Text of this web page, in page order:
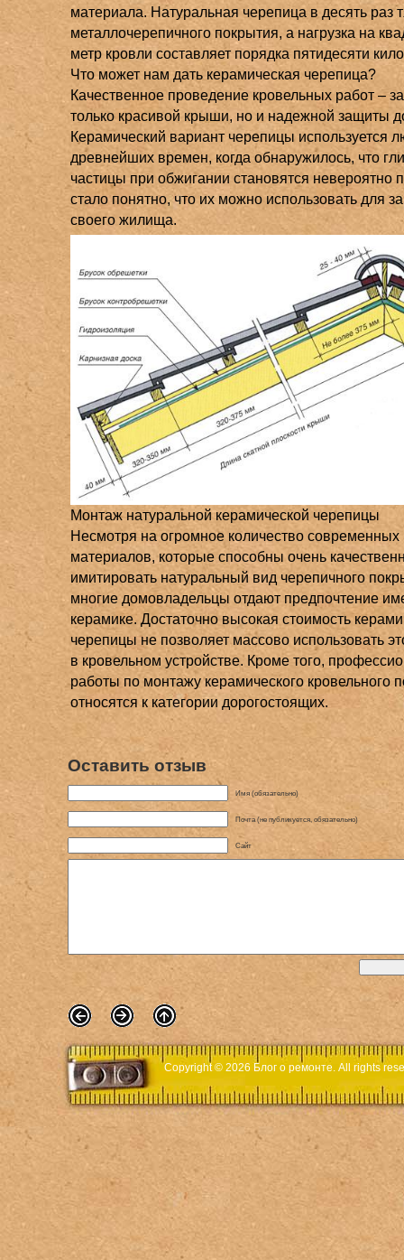
материала. Натуральная черепица в десять раз
металлочерепичного покрытия, а нагрузка на
метр кровли составляет порядка пятидесяти
Что может нам дать керамическая черепица?
Качественное проведение кровельных работ –
только красивой крыши, но и надежной защиты
Керамический вариант черепицы используется
древнейших времен, когда обнаружилось, что
частицы при обжигании становятся невероятно
стало понятно, что их можно использовать для
своего жилища.
Монтаж натуральной керамической черепицы
Несмотря на огромное количество современных
материалов, которые способны очень
имитировать натуральный вид черепичного
многие домовладельцы отдают предпочтение
керамике. Достаточно высокая стоимость
черепицы не позволяет массово использовать
в кровельном устройстве. Кроме того,
работы по монтажу керамического кровельного
относятся к категории дорогостоящих.
Оставить отзыв
Имя (обязательно)
Почта (не публикуется, обязательно)
Сайт
Copyright © 2026 Блог о ремонте. All rights